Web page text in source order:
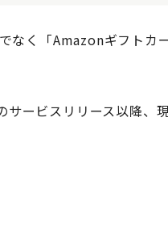
なく「Amazonギフトカ
ービスリリース以降、